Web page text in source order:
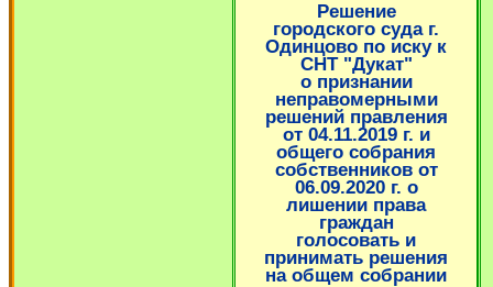
Решение
городского суда г.
Одинцово по иску к
СНТ "Дукат"
о признании
неправомерными
решений правления
от 04.11.2019 г. и
общего собрания
собственников от
06.09.2020 г. о
лишении права
граждан
голосовать и
принимать решения
на общем собрании